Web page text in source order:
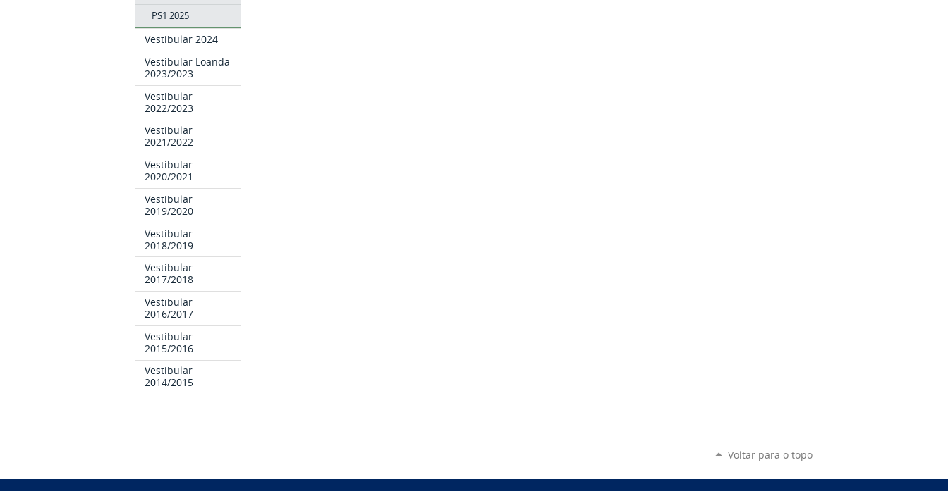
PS1 2025
Vestibular 2024
Vestibular Loanda
2023/2023
Vestibular
2022/2023
Vestibular
2021/2022
Vestibular
2020/2021
Vestibular
2019/2020
Vestibular
2018/2019
Vestibular
2017/2018
Vestibular
2016/2017
Vestibular
2015/2016
Vestibular
2014/2015
Voltar para o topo